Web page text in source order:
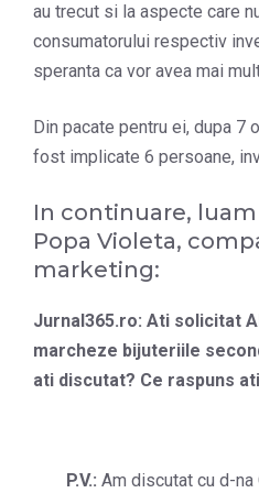
au trecut si la aspecte care
consumatorului respectiv
speranta ca vor avea mai
Din pacate pentru ei, dupa 7
fost implicate 6 persoane,
In continuare,
Popa Violeta,
marketing:
Jurnal365.ro: Ati solicitat
marcheze bijuteriile
ati discutat? Ce raspuns
P.V.: Am discutat cu d-na